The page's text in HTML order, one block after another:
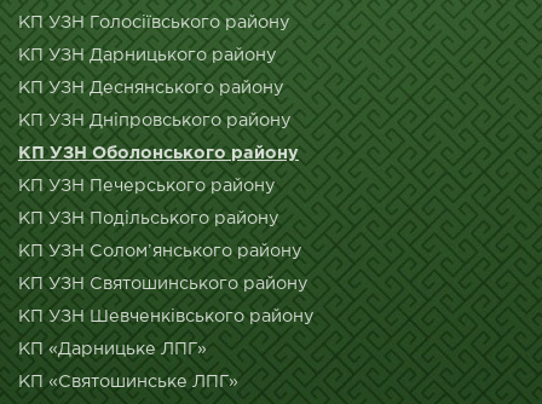
КП УЗН Голосіївського району
КП УЗН Дарницького району
КП УЗН Деснянського району
КП УЗН Дніпровського району
КП УЗН Оболонського району
КП УЗН Печерського району
КП УЗН Подільського району
КП УЗН Солом’янського району
КП УЗН Святошинського району
КП УЗН Шевченківського району
КП «Дарницьке ЛПГ»
КП «Святошинське ЛПГ»